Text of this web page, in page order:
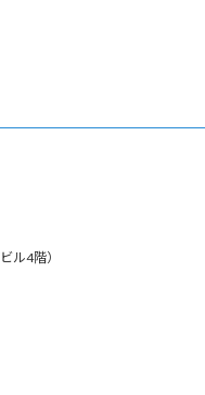
ル4階）